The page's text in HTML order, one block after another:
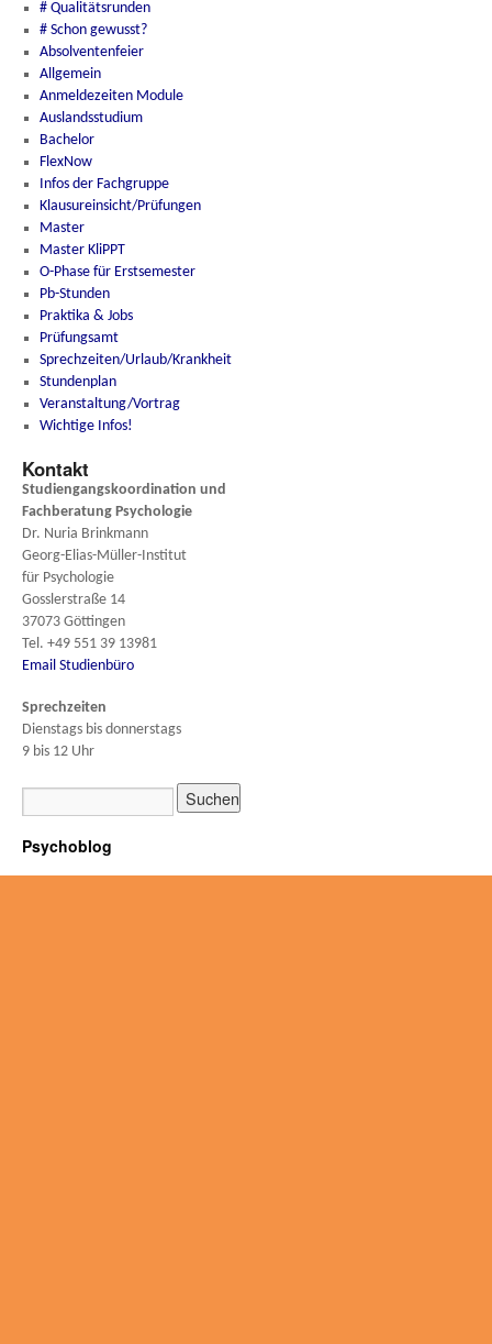
# Qualitätsrunden
# Schon gewusst?
Absolventenfeier
Allgemein
Anmeldezeiten Module
Auslandsstudium
Bachelor
FlexNow
Infos der Fachgruppe
Klausureinsicht/Prüfungen
Master
Master KliPPT
O-Phase für Erstsemester
Pb-Stunden
Praktika & Jobs
Prüfungsamt
Sprechzeiten/Urlaub/Krankheit
Stundenplan
Veranstaltung/Vortrag
Wichtige Infos!
Kontakt
Studiengangskoordination und
Fachberatung Psychologie
Dr. Nuria Brinkmann
Georg-Elias-Müller-Institut
für Psychologie
Gosslerstraße 14
37073 Göttingen
Tel. +49 551 39 13981
Email Studienbüro
Sprechzeiten
Dienstags bis donnerstags
9 bis 12 Uhr
Psychoblog